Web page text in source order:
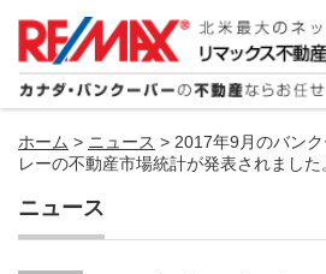
ホーム > ニュース > 2017年9月のバン
レーの不動産市場統計が発表されました
ニュース